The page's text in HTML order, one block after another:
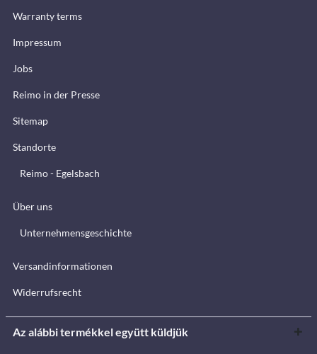
Warranty terms
Impressum
Jobs
Reimo in der Presse
Sitemap
Standorte
Reimo - Egelsbach
Über uns
Unternehmensgeschichte
Versandinformationen
Widerrufsrecht
Az alábbi termékkel együtt küldjük